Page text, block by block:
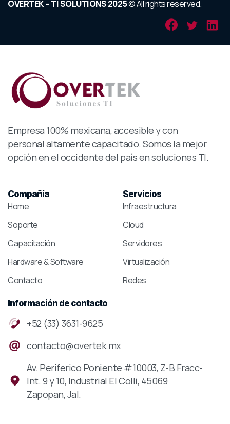
OVERTEK – TI SOLUTIONS 2025© All rights reserved.
Empresa 100% mexicana, accesible y con
personal altamente capacitado. Somos la mejor
opción en el occidente del país en soluciones TI.
Compañía
Home
Soporte
Capacitación
Hardware & Software
Contacto
Servicios
Infraestructura
Cloud
Servidores
Virtualización
Redes
Información de contacto
+52 (33) 3631-9625
contacto@overtek.mx
Av. Periferico Poniente #10003, Z-B Fracc-
Int. 9 y 10, Industrial El Colli, 45069
Zapopan, Jal.